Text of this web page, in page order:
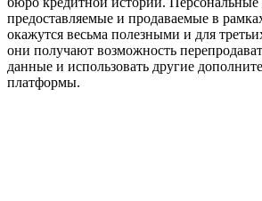
предоставляемые и продаваемые в
окажутся весьма полезными и для
они получают возможность
данные и использовать другие
платформы.